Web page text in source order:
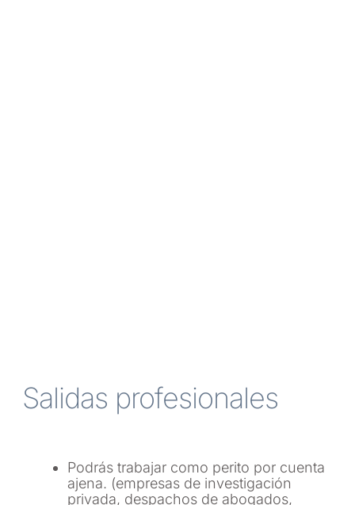
Salidas profesionales
Podrás trabajar como perito por cuenta
ajena. (empresas de investigación
privada, despachos de abogados,